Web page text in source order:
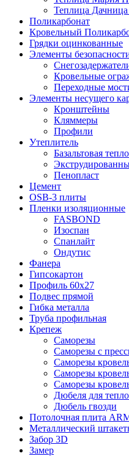
Теплица Дачница
Поликарбонат
Кровельный
Грядки оцинкованные
Элементы
Кровельные
Переходные
Элементы несущего
Кронштейны
Кляммеры
Профили
Утеплитель
Базальтовая
Пенопласт
Цемент
OSB-3 плиты
Пленки изоляционные
FASBOND
Изоспан
Спанлайт
Ондутис
Фанера
Гипсокартон
Профиль 60х27
Подвес прямой
Гибка металла
Труба профильная
Крепеж
Саморезы
Саморезы с
Саморезы
Саморезы
Саморезы
Дюбеля для
Дюбель гвозди
Потолочная плита
Металлический
Забор 3D
Замер